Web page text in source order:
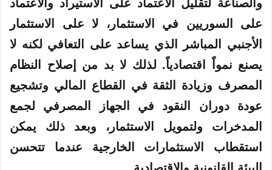
والصناعة لتقليل الاعتماد على الاستيراد والاعتماد
على السوريين في الاستثمار، لا على الاستثمار
الأجنبي المباشر الذي يساعد على التعافي لكنه لا
يصنع نمواً اقتصادياً. لذلك لا بد من إصلاح النظام
المصرف وزيادة الثقة في القطاع المالي وتشجيع
عودة دوران النقود في الجهاز المصرفي لجمع
المدخرات ولتمويل الاستثمار، وبعد ذلك يمكن
استقطاب الاستثمارات الخارجية عندما تتحسن
البيئة القانونية والاقتصادية.